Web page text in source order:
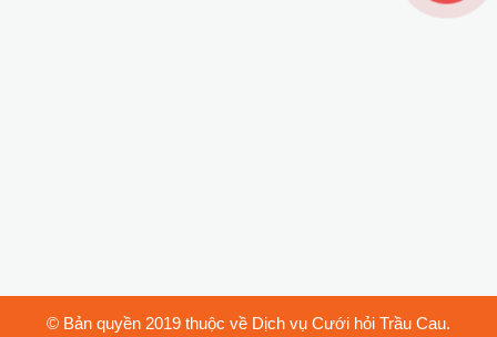
© Bản quyền 2019 thuộc về Dịch vụ Cưới hỏi Trầu Cau.